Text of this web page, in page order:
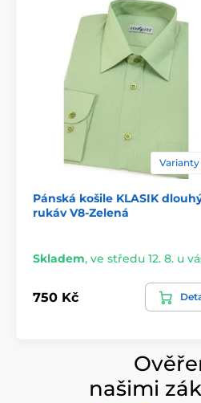
Varianty
Pánská košile KLASIK
rukáv V8-Zelená
Skladem, ve středu 12. 8. u
750 Kč
našimi